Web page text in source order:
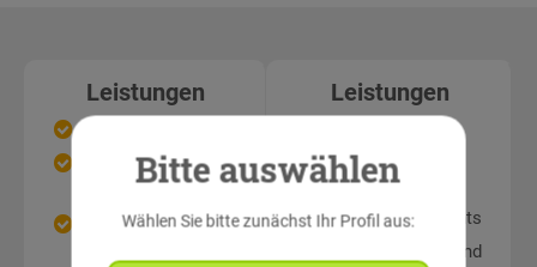
Leistungen
Nutzung der
Rätselstationen und
Leistungen
Schatzsuche-App
während des Events
Rätselstationen und
Bitte auswählen
Wählen Sie bitte zunächst Ihr Profil aus: